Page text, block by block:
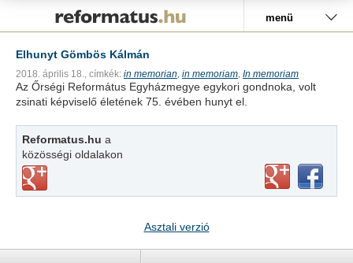
menü
Elhunyt Gömbös Kálmán
2018. április 18., címkék: in memorian in memoriam In memoriam
Az Őrségi Református Egyházmegye egykori gondnoka, volt
zsinati képviselő életének 75. évében hunyt el.
Reformatus.hu a
közösségi oldalakon
Asztali verzió